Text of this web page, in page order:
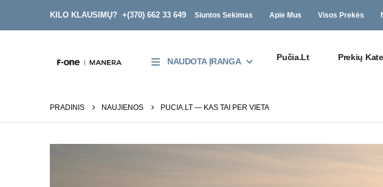
KILO KLAUSIMŲ? +(370) 662 33 649 Siuntos Sekimas Apie Mus Visos Prekės
NAUDOTA ĮRANGA Pučia.lt Prekių
PRADINIS NAUJIENOS PUCIA.LT — KAS TAI PER VIETA